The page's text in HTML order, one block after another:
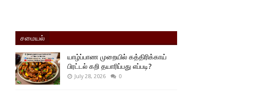
சமையல்
யாழ்ப்பாண முறையில் கத்திரிக்காய்
பிரட்டல் கறி தயாரிப்பது எப்படி?
July 28, 2026 0